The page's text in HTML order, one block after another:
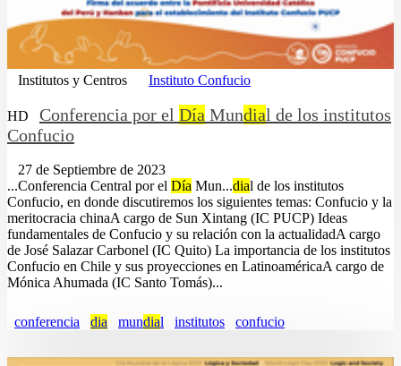
Institutos y Centros Instituto Confucio
HD Conferencia por el Día Mundial de los institutos
Confucio
27 de Septiembre de 2023
...Conferencia Central por el Día Mun...dial de los institutos
Confucio, en donde discutiremos los siguientes temas: Confucio y la
meritocracia chinaA cargo de Sun Xintang (IC PUCP) Ideas
fundamentales de Confucio y su relación con la actualidadA cargo
de José Salazar Carbonel (IC Quito) La importancia de los institutos
Confucio en Chile y sus proyecciones en LatinoaméricaA cargo de
Mónica Ahumada (IC Santo Tomás)...
conferencia dia mundial institutos confucio